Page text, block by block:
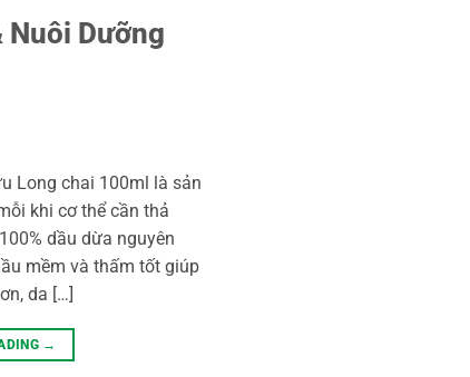
Nuôi Dưỡng
Long chai 100ml là sản
khi cơ thể cần thả
dầu dừa nguyên
mềm và thấm tốt giúp
da […]
→